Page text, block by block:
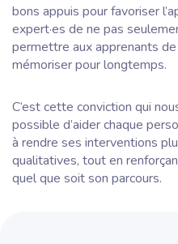
bons appuis pour favoriser
expert·es de ne pas
permettre aux apprenants
mémoriser pour longtemps.
C’est cette conviction qui
possible d’aider chaque
à rendre ses interventions
qualitatives, tout en
quel que soit son parcours.